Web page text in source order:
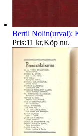
Bertil Nolin(urval):
Pris:11 kr,Köp nu.